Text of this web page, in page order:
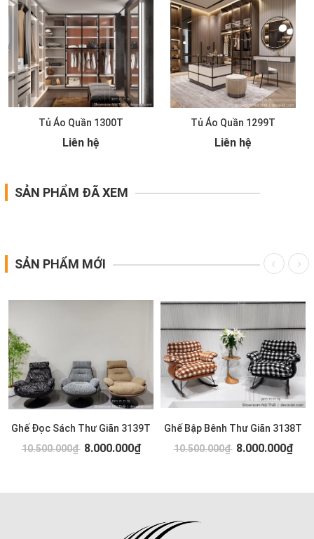
Tủ Áo Quần 1300T
Liên hệ
Tủ Áo Quần 1299T
Liên hệ
SẢN PHẨM ĐÃ XEM
SẢN PHẨM MỚI
Ghế Đọc Sách Thư Giãn 3139T
10.500.000₫ 8.000.000₫
Ghế Bập Bênh Thư Giãn 3138T
10.500.000₫ 8.000.000₫